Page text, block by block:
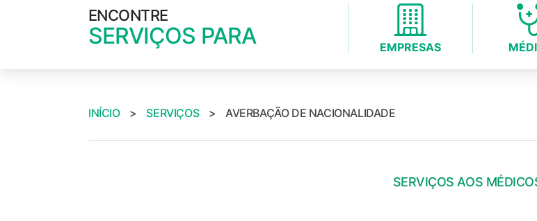
ENCONTRE
SERVIÇOS PARA EMPRESAS
INÍCIO > SERVIÇOS > AVERBAÇÃO DE NACIONALIDADE
SERVIÇOS AOS